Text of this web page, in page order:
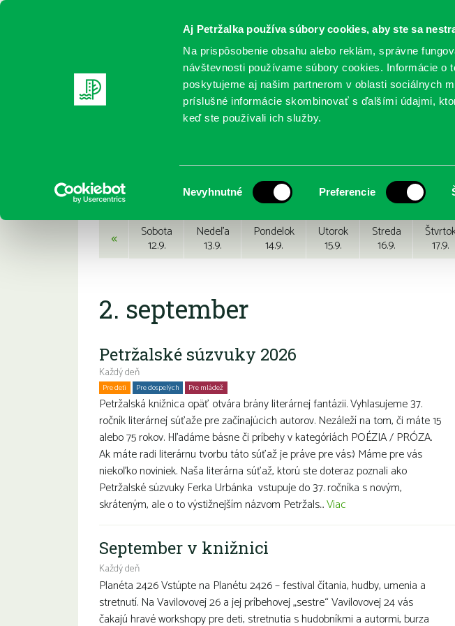
Aj Petržalka používa súbory cookies, aby ste sa
Na prispôsobenie obsahu alebo reklám, správne
návštevnosti používame súbory cookies. Informácie o
poskytujeme aj našim partnerom v oblasti sociálnych
príslušné informácie skombinovať s ďalšími údajmi,
keď ste používali ich služby.
súhlasu
Nevyhnutné Preferencie
REGISTRUJTE SA ONLINE KATALÓGY SLUŽBY
Podujatia
« Sobota
12.9.
Nedeľa
13.9.
Pondelok
14.9.
Utorok
15.9.
Streda
16.9. 17.9.
2. september
Petržalské súzvuky 2026
Každý deň
Pre deti Pre dospelých Pre mládež
Petržalská knižnica opäť otvára brány literárnej fantázii. Vyhlasujeme 37.
ročník literárnej súťaže pre začínajúcich autorov. Nezáleží na tom, či máte 15
alebo 75 rokov. Hľadáme básne či príbehy v kategóriách POÉZIA / PRÓZA.
Ak máte radi literárnu tvorbu táto súťaž je práve pre vás:) Máme pre vás
niekoľko noviniek. Naša literárna súťaž, ktorú ste doteraz poznali ako
Petržalské súzvuky Ferka Urbánka vstupuje do 37. ročníka s novým,
skráteným, ale o to výstižnejším názvom Petržals...Viac
September v knižnici
Každý deň
Planéta 2426 Vstúpte na Planétu 2426 – festival čítania, hudby, umenia a
stretnutí. Na Vavilovovej 26 a jej príbehovej „sestre“ Vavilovovej 24 vás
čakajú hravé workshopy pre deti, stretnutia s hudobníkmi a autormi, burza